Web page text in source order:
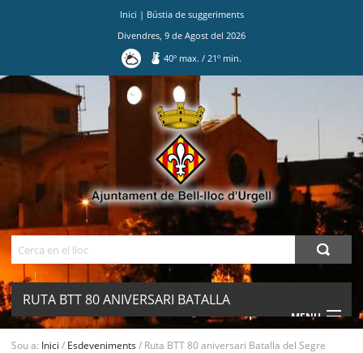
Inici | Bústia de suggeriments
Divendres 9 de Agost del 2026
40º max./ 21º min.
RUTA BTT 80 ANIVERSARI BATALLA
DEL SEGRE
MENU
Sou a: Inici / Esdeveniments/ Ruta BTT 80 aniversari Batalla del Segre